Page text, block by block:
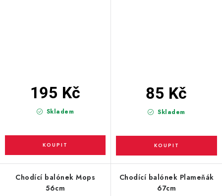
Skladem
195 Kč
Skladem
85 Kč
Chodící balónek Mops
56cm
Chodící balónek Plameňák
67cm